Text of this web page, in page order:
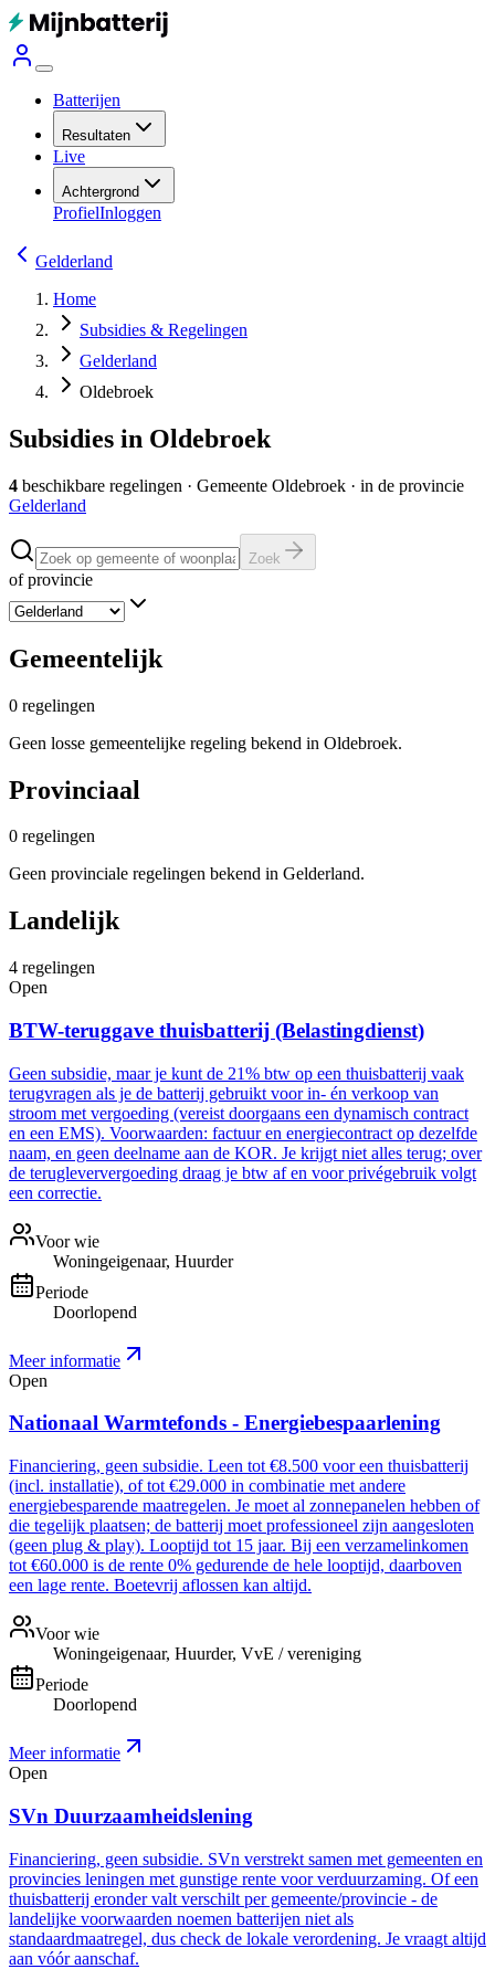
Batterijen
Resultaten
Live
Achtergrond
ProfielInloggen
Gelderland
Home
Subsidies & Regelingen
Gelderland
Oldebroek
Subsidies in Oldebroek
4 beschikbare regelingen · Gemeente Oldebroek · in de provincie
Gelderland
Zoek
of provincie
Gemeentelijk
0 regelingen
Geen losse gemeentelijke regeling bekend in Oldebroek.
Provinciaal
0 regelingen
Geen provinciale regelingen bekend in Gelderland.
Landelijk
4 regelingen
Open
BTW-teruggave thuisbatterij (Belastingdienst)
Geen subsidie, maar je kunt de 21% btw op een thuisbatterij vaak
terugvragen als je de batterij gebruikt voor in- én verkoop van
stroom met vergoeding (vereist doorgaans een dynamisch contract
en een EMS). Voorwaarden: factuur en energiecontract op dezelfde
naam, en geen deelname aan de KOR. Je krijgt niet alles terug; over
de terugleververgoeding draag je btw af en voor privégebruik volgt
een correctie.
Voor wie
Woningeigenaar, Huurder
Periode
Doorlopend
Meer informatie
Open
Nationaal Warmtefonds - Energiebespaarlening
Financiering, geen subsidie. Leen tot €8.500 voor een thuisbatterij
(incl. installatie), of tot €29.000 in combinatie met andere
energiebesparende maatregelen. Je moet al zonnepanelen hebben of
die tegelijk plaatsen; de batterij moet professioneel zijn aangesloten
(geen plug & play). Looptijd tot 15 jaar. Bij een verzamelinkomen
tot €60.000 is de rente 0% gedurende de hele looptijd, daarboven
een lage rente. Boetevrij aflossen kan altijd.
Voor wie
Woningeigenaar, Huurder, VvE / vereniging
Periode
Doorlopend
Meer informatie
Open
SVn Duurzaamheidslening
Financiering, geen subsidie. SVn verstrekt samen met gemeenten en
provincies leningen met gunstige rente voor verduurzaming. Of een
thuisbatterij eronder valt verschilt per gemeente/provincie - de
landelijke voorwaarden noemen batterijen niet als
standaardmaatregel, dus check de lokale verordening. Je vraagt altijd
aan vóór aanschaf.